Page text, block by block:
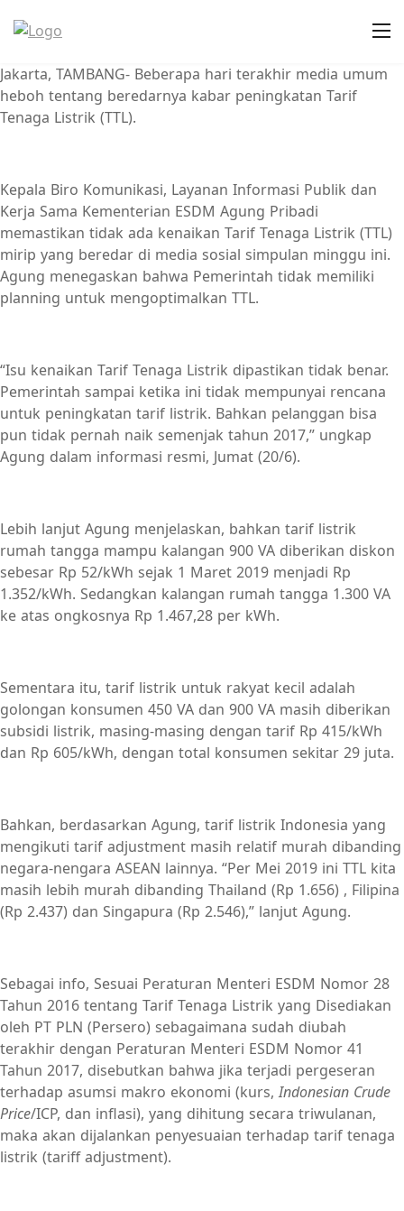
Jakarta, TAMBANG- Beberapa hari terakhir media umum
heboh tentang beredarnya kabar peningkatan Tarif
Tenaga Listrik (TTL).
Kepala Biro Komunikasi, Layanan Informasi Publik dan
Kerja Sama Kementerian ESDM Agung Pribadi
memastikan tidak ada kenaikan Tarif Tenaga Listrik (TTL)
mirip yang beredar di media sosial simpulan minggu ini.
Agung menegaskan bahwa Pemerintah tidak memiliki
planning untuk mengoptimalkan TTL.
“Isu kenaikan Tarif Tenaga Listrik dipastikan tidak benar.
Pemerintah sampai ketika ini tidak mempunyai rencana
untuk peningkatan tarif listrik. Bahkan pelanggan bisa
pun tidak pernah naik semenjak tahun 2017,” ungkap
Agung dalam informasi resmi, Jumat (20/6).
Lebih lanjut Agung menjelaskan, bahkan tarif listrik
rumah tangga mampu kalangan 900 VA diberikan diskon
sebesar Rp 52/kWh sejak 1 Maret 2019 menjadi Rp
1.352/kWh. Sedangkan kalangan rumah tangga 1.300 VA
ke atas ongkosnya Rp 1.467,28 per kWh.
Sementara itu, tarif listrik untuk rakyat kecil adalah
golongan konsumen 450 VA dan 900 VA masih diberikan
subsidi listrik, masing-masing dengan tarif Rp 415/kWh
dan Rp 605/kWh, dengan total konsumen sekitar 29 juta.
Bahkan, berdasarkan Agung, tarif listrik Indonesia yang
mengikuti tarif adjustment masih relatif murah dibanding
negara-nengara ASEAN lainnya. “Per Mei 2019 ini TTL kita
masih lebih murah dibanding Thailand (Rp 1.656) , Filipina
(Rp 2.437) dan Singapura (Rp 2.546),” lanjut Agung.
Sebagai info, Sesuai Peraturan Menteri ESDM Nomor 28
Tahun 2016 tentang Tarif Tenaga Listrik yang Disediakan
oleh PT PLN (Persero) sebagaimana sudah diubah
terakhir dengan Peraturan Menteri ESDM Nomor 41
Tahun 2017, disebutkan bahwa jika terjadi pergeseran
terhadap asumsi makro ekonomi (kurs,Indonesian Crude
Price/ICP, dan inflasi), yang dihitung secara triwulanan,
maka akan dijalankan penyesuaian terhadap tarif tenaga
listrik (tariff adjustment).